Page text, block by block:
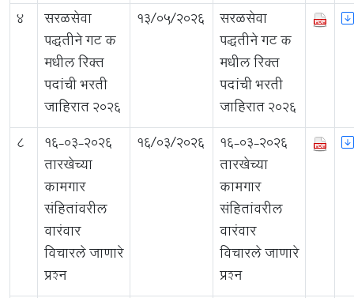
4
सरळसेवा
पद्धतीने गट क
मधील रिक्त
पदांची भरती
जाहिरात २०२६
13/05/2026 सरळसेवा
पद्धतीने गट क
मधील रिक्त
पदांची भरती
जाहिरात २०२६
8
16-03-2026
तारखेच्या
कामगार
संहितांवरील
वारंवार
विचारले जाणारे
प्रश्न
16/03/2026 16-03-2026
तारखेच्या
कामगार
संहितांवरील
वारंवार
विचारले जाणारे
प्रश्न